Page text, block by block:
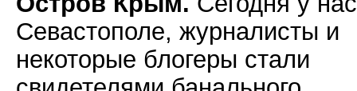
Севастополе, журналисты и
некоторые блогеры стали